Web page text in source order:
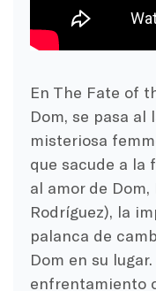
En The Fate of
Dom, se pasa al
misteriosa
que sacude a la
al amor de
Rodríguez), la
palanca de
Dom en su
enfrentamiento